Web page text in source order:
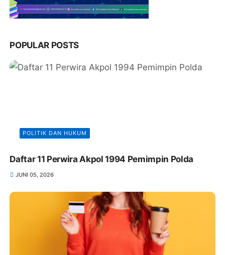
POPULAR POSTS
POLITIK DAN HUKUM
Daftar 11 Perwira Akpol 1994 Pemimpin Polda
JUNI 05, 2026